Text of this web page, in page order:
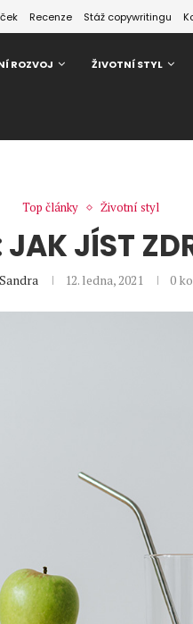
Recenze Stáž copywritingu
ROZVOJ ŽIVOTNÍ STYL
Top články Životní styl
JAK JÍST
Sandra 12. ledna, 2021 0